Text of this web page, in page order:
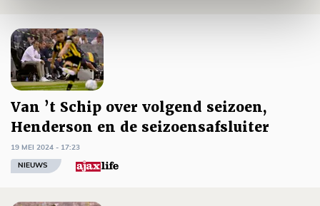
Van ’t Schip over volgend seizoen,
Henderson en de seizoensafsluiter
19 MEI 2024 - 17:23
NIEUWS